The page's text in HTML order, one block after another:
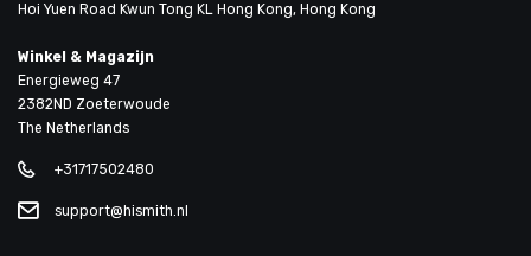
Hoi Yuen Road Kwun Tong KL Hong Kong, Hong Kong
Winkel & Magazijn
Energieweg 47
2382ND Zoeterwoude
The Netherlands
+31717502480
support@hismith.nl